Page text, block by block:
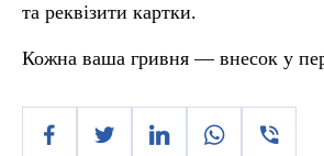
та реквізити картки.
Кожна ваша гривня — внесок у